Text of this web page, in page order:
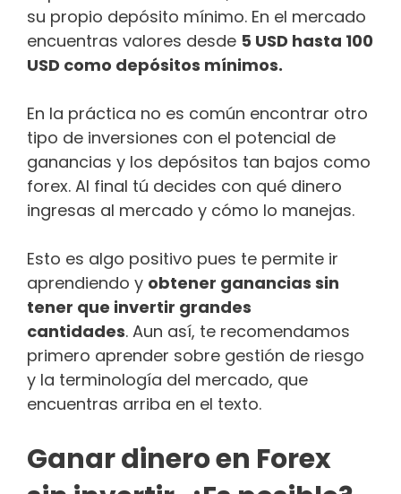
su propio depósito mínimo. En el mercado
encuentras valores desde 5 USD hasta 100
USD como depósitos mínimos.
En la práctica no es común encontrar otro
tipo de inversiones con el potencial de
ganancias y los depósitos tan bajos como
forex. Al final tú decides con qué dinero
ingresas al mercado y cómo lo manejas.
Esto es algo positivo pues te permite ir
aprendiendo y obtener ganancias sin
tener que invertir grandes
cantidades. Aun así, te recomendamos
primero aprender sobre gestión de riesgo
y la terminología del mercado, que
encuentras arriba en el texto.
Ganar dinero en Forex